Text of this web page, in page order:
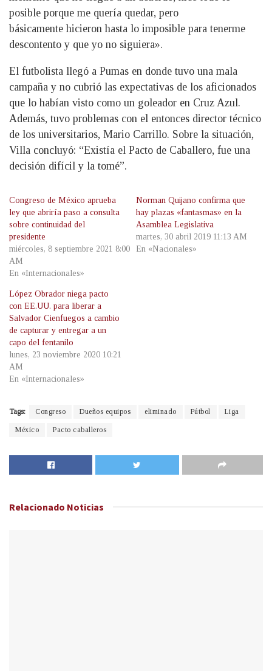
posible porque me quería quedar, pero
básicamente hicieron hasta lo imposible para tenerme
descontento y que yo no siguiera».
El futbolista llegó a Pumas en donde tuvo una mala
campaña y no cubrió las expectativas de los aficionados
que lo habían visto como un goleador en Cruz Azul.
Además, tuvo problemas con el entonces director técnico
de los universitarios, Mario Carrillo. Sobre la situación,
Villa concluyó: “Existía el Pacto de Caballero, fue una
decisión difícil y la tomé”.
Congreso de México aprueba
ley que abriría paso a consulta
sobre continuidad del
presidente
miércoles, 8 septiembre 2021 8:00
AM
En «Internacionales»
Norman Quijano confirma que
hay plazas «fantasmas» en la
Asamblea Legislativa
martes, 30 abril 2019 11:13 AM
En «Nacionales»
López Obrador niega pacto
con EE.UU. para liberar a
Salvador Cienfuegos a cambio
de capturar y entregar a un
capo del fentanilo
lunes, 23 noviembre 2020 10:21
AM
En «Internacionales»
Tags: Congreso Dueños equipos eliminado Fútbol Liga
México Pacto caballeros
Relacionado Noticias